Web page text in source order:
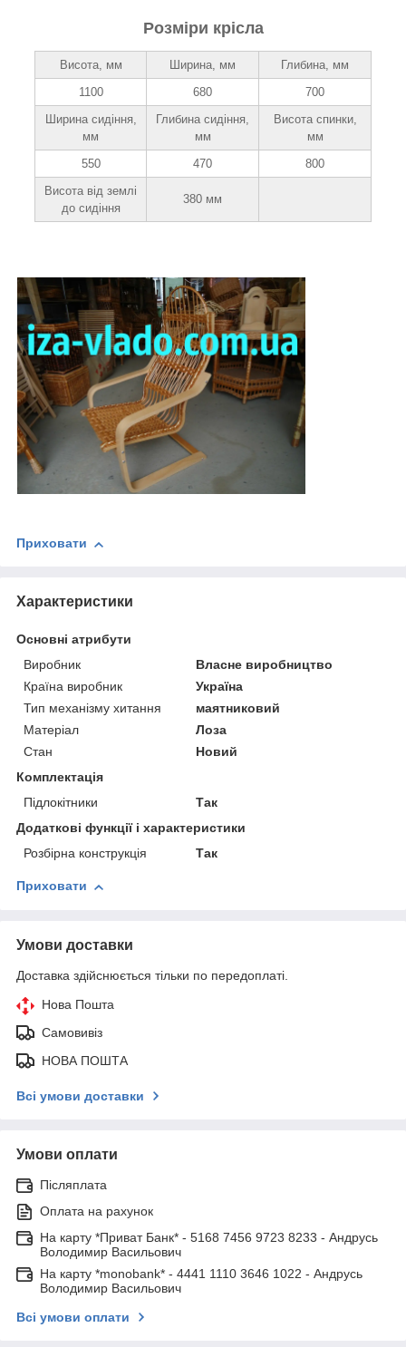
Розміри крісла
Висота, мм Ширина, мм
Глибина, мм
1100
680
700
Ширина сидіння,
мм
Глибина сидіння,
мм
Висота спинки,
мм
550
470
800
Висота від землі
до сидіння
380 мм
Приховати
Характеристики
Основні атрибути
Виробник
Власне виробництво
Країна виробник
Україна
Тип механізму хитання
маятниковий
Матеріал
Лоза
Стан
Новий
Комплектація
Підлокітники
Так
Додаткові функції і характеристики
Розбірна конструкція
Так
Приховати
Умови доставки
Доставка здійснюється тільки по передоплаті.
Нова Пошта
Самовивіз
НОВА ПОШТА
Всі умови доставки
Умови оплати
Післяплата
Оплата на рахунок
На карту *Приват Банк* - 5168 7456 9723 8233 - Андрусь
Володимир Васильович
На карту *monobank* - 4441 1110 3646 1022 - Андрусь
Володимир Васильович
Всі умови оплати